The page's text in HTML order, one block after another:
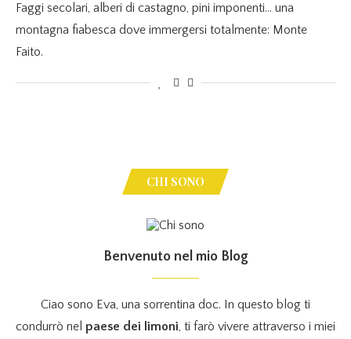
Faggi secolari, alberi di castagno, pini imponenti… una
montagna fiabesca dove immergersi totalmente: Monte
Faito.
CHI SONO
Benvenuto nel mio Blog
Ciao sono Eva, una sorrentina doc. In questo blog ti
condurrò nel paese dei limoni, ti farò vivere attraverso i miei